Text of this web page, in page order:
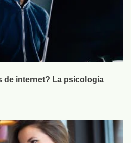
de internet? La psicología